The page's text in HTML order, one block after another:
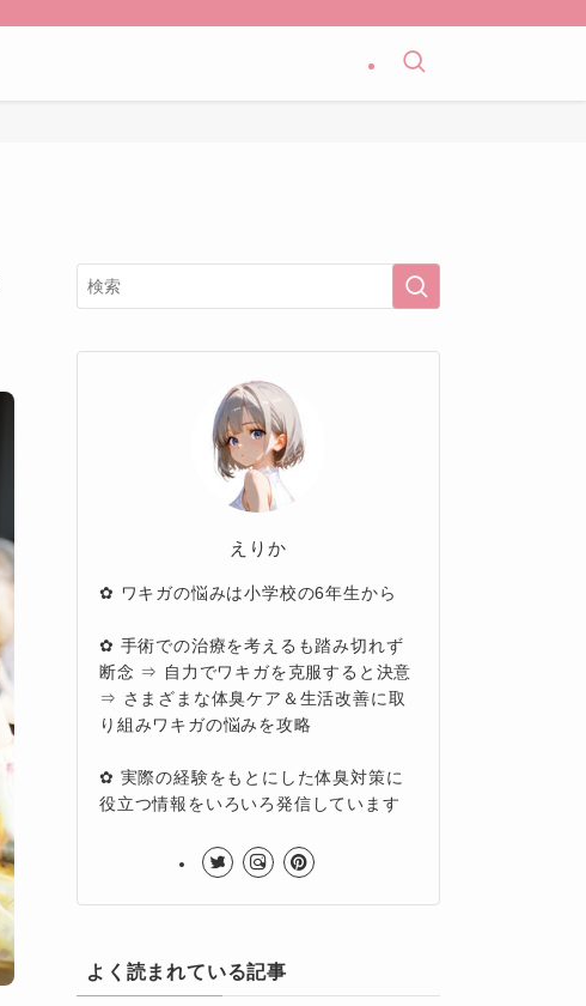
えりか
✿ ワキガの悩みは小学校の6年生から
✿ 手術での治療を考えるも踏み切れず
断念 ⇒ 自力でワキガを克服すると決意
⇒ さまざまな体臭ケア＆生活改善に取
り組みワキガの悩みを攻略
✿ 実際の経験をもとにした体臭対策に
役立つ情報をいろいろ発信しています
よく読まれている記事